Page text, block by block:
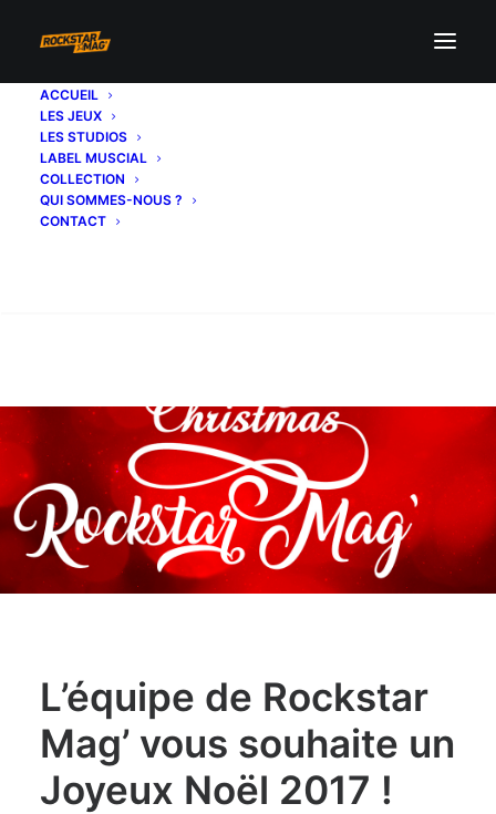
ACCUEIL
LES JEUX
LES STUDIOS
LABEL MUSCIAL
COLLECTION
QUI SOMMES-NOUS ?
CONTACT
L’équipe de Rockstar
Mag’ vous souhaite un
Joyeux Noël 2017 !